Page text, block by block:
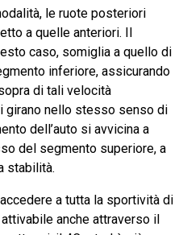
le ruote posteriori
a quelle anteriori. Il
caso, somiglia a quello di
inferiore, assicurando
di tali velocità
girano nello stesso senso di
dell’auto si avvicina a
del segmento superiore, a
stabilità.
a tutta la sportività di
anche attraverso il